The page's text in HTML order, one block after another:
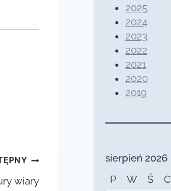
wiary
2025
2024
2023
2022
2021
2020
2019
sierpień 2026
P
W Ś C